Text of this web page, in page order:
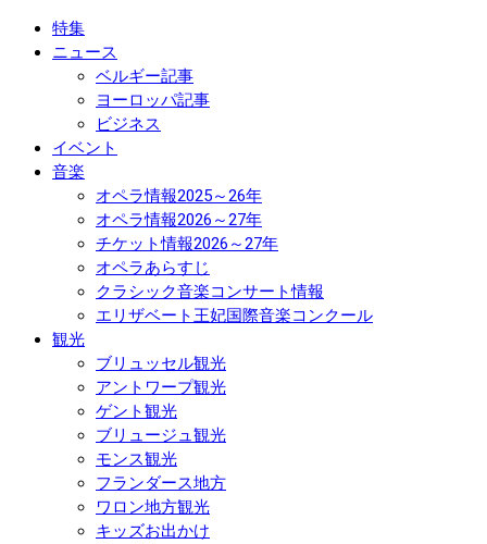
特集
ニュース
ベルギー記事
ヨーロッパ記事
ビジネス
イベント
音楽
オペラ情報2025～26年
オペラ情報2026～27年
チケット情報2026～27年
オペラあらすじ
クラシック音楽コンサート情報
エリザベート王妃国際音楽コンクール
観光
ブリュッセル観光
アントワープ観光
ゲント観光
ブリュージュ観光
モンス観光
フランダース地方
ワロン地方観光
キッズお出かけ